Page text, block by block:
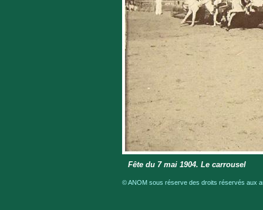
Fête du 7 mai 1904. Le carrousel
© ANOM sous réserve des droits réservés aux